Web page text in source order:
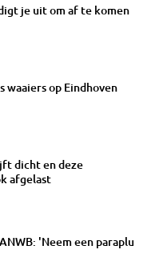
je uit om af te komen
waaiers op Eindhoven
dicht en deze
afgelast
'Neem een paraplu